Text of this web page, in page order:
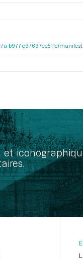
b977-c97697ce511c/manifest